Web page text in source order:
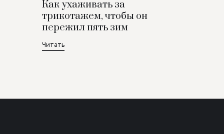
Как ухаживать за
трикотажем, чтобы он
пережил пять зим
Читать